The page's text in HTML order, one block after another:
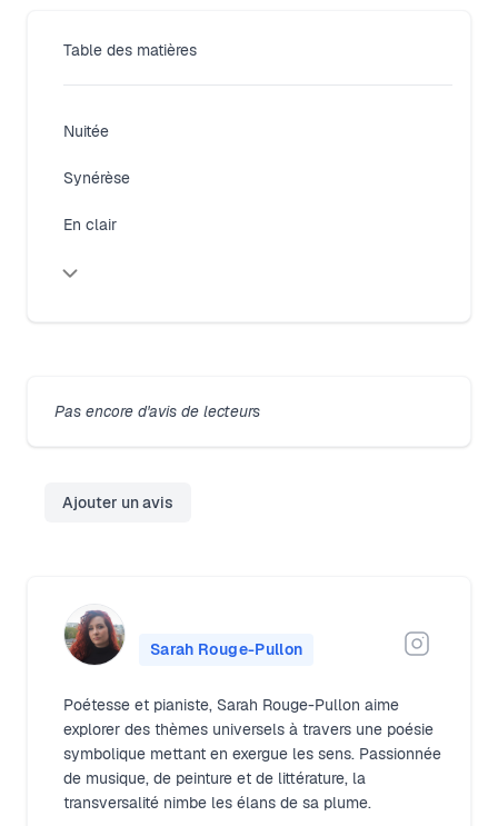
Table des matières
Nuitée
Synérèse
En clair
Pas encore d'avis de lecteurs
Ajouter un avis
Sarah Rouge-Pullon
Poétesse et pianiste, Sarah Rouge-Pullon aime
explorer des thèmes universels à travers une poésie
symbolique mettant en exergue les sens. Passionnée
de musique, de peinture et de littérature, la
transversalité nimbe les élans de sa plume.